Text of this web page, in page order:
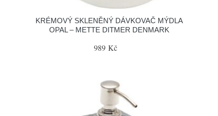
KRÉMOVÝ SKLENĚNÝ DÁVKOVAČ MÝDLA
OPAL – METTE DITMER DENMARK
989 Kč